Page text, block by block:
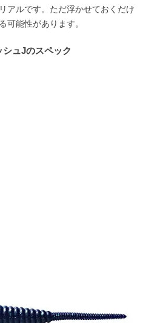
アルです。ただ浮かせておくだけ
可能性があります。
ュJのスペック